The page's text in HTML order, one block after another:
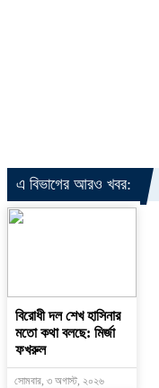
এ বিভাগের আরও খবর:
বিরোধী দল শেখ হাসিনার
মতো কথা বলছে: মির্জা
ফখরুল
সোমবার, ৩ অগাস্ট, ২০২৬